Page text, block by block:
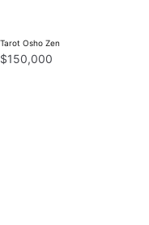
Tarot Osho Zen
$150,000